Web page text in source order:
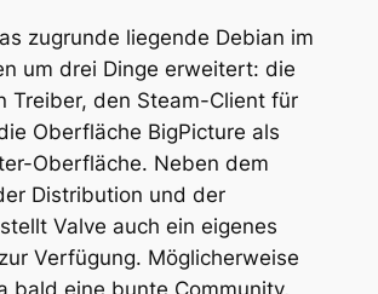
zugrunde liegende Debian im
um drei Dinge erweitert: die
Treiber, den Steam-Client für
Oberfläche BigPicture als
Oberfläche. Neben dem
Distribution und der
Valve auch ein eigenes
Verfügung. Möglicherweise
bald eine bunte Community,